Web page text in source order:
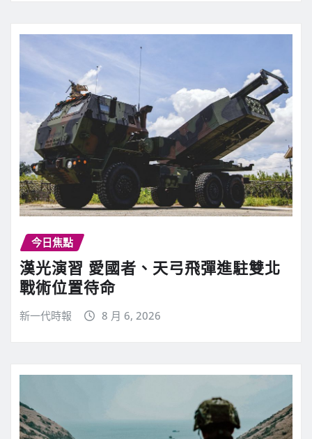
今日焦點
漢光演習 愛國者、天弓飛彈進駐雙北
戰術位置待命
新一代時報 8 月 6, 2026